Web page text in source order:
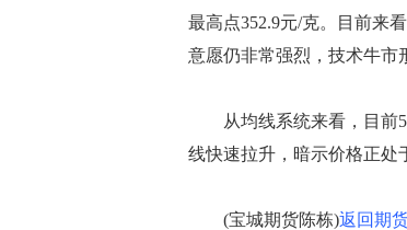
最高点352.9元/克。目前来
意愿仍非常强烈，技术牛市
从均线系统来看，目前5
线快速拉升，暗示价格正处
(宝城期货陈栋)返回期